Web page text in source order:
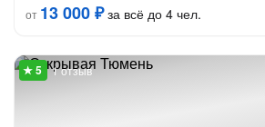
от 13 000 ₽за всё до 4 чел.
1 отзыв